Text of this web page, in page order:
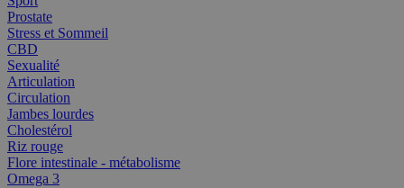
Prostate
Stress et Sommeil
CBD
Sexualité
Articulation
Circulation
Jambes lourdes
Cholestérol
Riz rouge
Flore intestinale - métabolisme
Omega 3